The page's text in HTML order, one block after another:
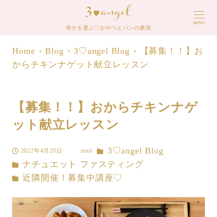
幸せを運ぶ♡おやつとパンの教室
MENU
Home Blog 3♡angel Blog
【募集！！】お
からチキンナゲット献立レッスン
【募集！！】おからチキンナゲ
ット献立レッスン
投稿日
2022年4月20日
者
mari カテゴリー
3♡angel Blog
カテゴリー
ナチュエット ファスティング
カテゴリー
近隣開催！募集中講座♡